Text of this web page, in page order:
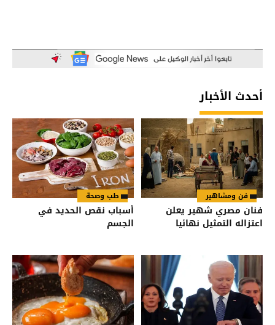
أحدث الأخبار
فن ومشاهير
فنان مصري شهير يعلن
اعتزاله التمثيل نهائيا
طب وصحة
أسباب نقص الحديد في
الجسم